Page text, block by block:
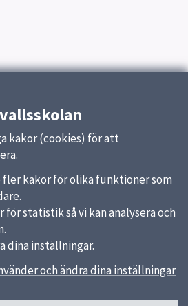
kakor (cookies) för att
kakor för olika funktioner som
för statistik så vi kan analysera och
dina inställningar.
och ändra dina inställningar